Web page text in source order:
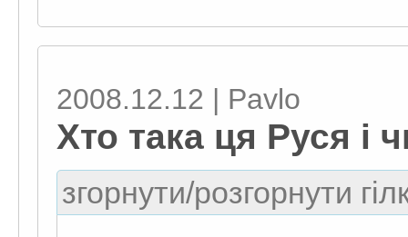
2008.12.12 | Pavlo
Хто така ця Руся і
згорнути/розгорнути